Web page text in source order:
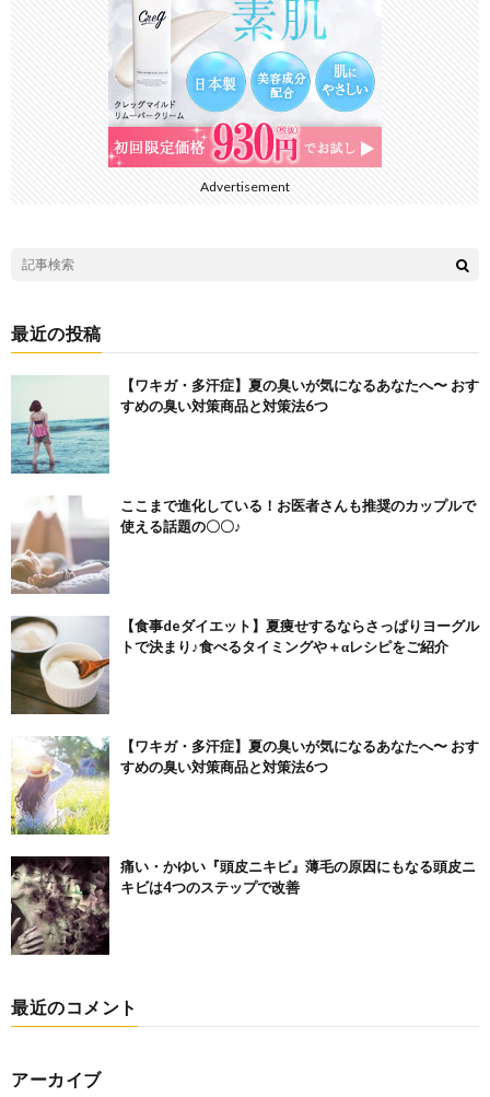
Advertisement
最近の投稿
【ワキガ・多汗症】夏の臭いが気になるあなたへ〜 おす
すめの臭い対策商品と対策法6つ
ここまで進化している！お医者さんも推奨のカップルで
使える話題の〇〇♪
【食事deダイエット】夏痩せするならさっぱりヨーグル
トで決まり♪食べるタイミングや＋αレシピをご紹介
【ワキガ・多汗症】夏の臭いが気になるあなたへ〜 おす
すめの臭い対策商品と対策法6つ
痛い・かゆい『頭皮ニキビ』薄毛の原因にもなる頭皮ニ
キビは4つのステップで改善
最近のコメント
アーカイブ